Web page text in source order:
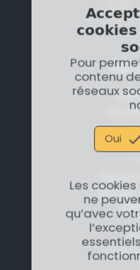
Pour
contenu
réseaux
Oui
Les
ne
qu’avec